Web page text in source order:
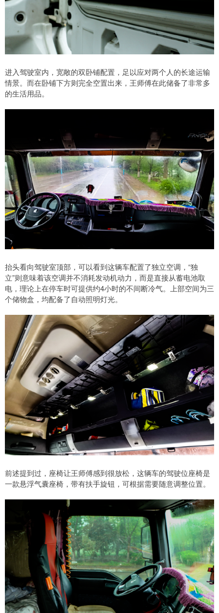
进入驾驶室内，宽敞的双卧铺配置，足以应对两个人的长途运输
情景。而在卧铺下方则完全空置出来，王师傅在此储备了非常多
的生活用品。
抬头看向驾驶室顶部，可以看到这辆车配置了独立空调，“独
立”则意味着该空调并不消耗发动机动力，而是直接从蓄电池取
电，理论上在停车时可提供约4小时的不间断冷气。上部空间为三
个储物盒，均配备了自动照明灯光。
前述提到过，座椅让王师傅感到很放松，这辆车的驾驶位座椅是
一款悬浮气囊座椅，带有扶手旋钮，可根据需要随意调整位置。